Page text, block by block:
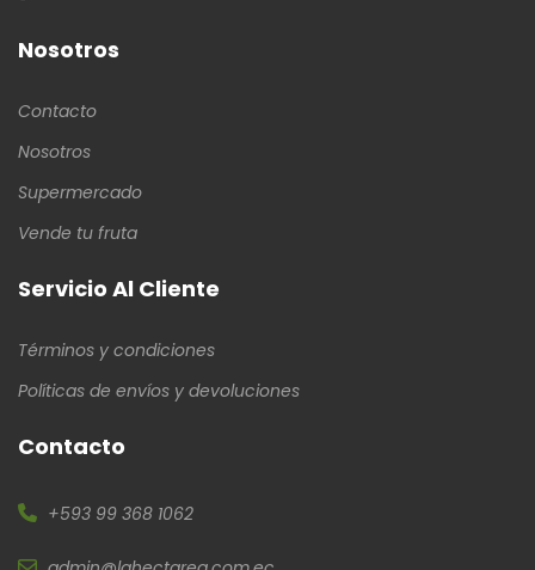
Nosotros
Contacto
Nosotros
Supermercado
Vende tu fruta
Servicio Al Cliente
Términos y condiciones
Políticas de envíos y devoluciones
Contacto
+593 99 368 1062